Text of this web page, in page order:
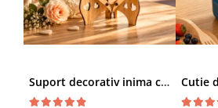
Suport decorativ inima cu mesaje, Cadou cu suflet